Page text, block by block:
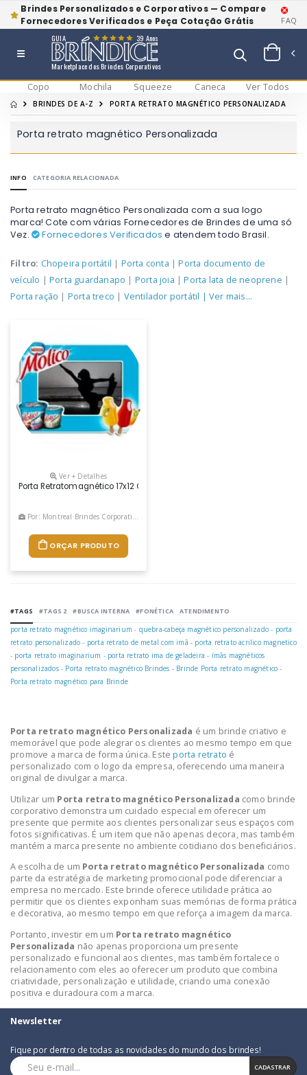
Brindes Personalizados e Corporativos — Compare
Fornecedores Verificados e Peça Cotação Grátis
FAQ
Marketplace dos Brindes Corporativos
GUIA 39 Anos
Copo Mochila Squeeze Caneca Ver Todos
BRINDES DE A-Z PORTA RETRATO MAGNÉTICO PERSONALIZADA
Porta retrato magnético Personalizada
INFO CATEGORIA RELACIONADA
Porta retrato magnético Personalizada com a sua logo
marca! Cote com várias Fornecedores de Brindes de uma só
Vez.
Fornecedores Verificados e atendem todo Brasil.
Filtro: Chopeira portátil | Porta conta |Porta documento de
veículo |Porta guardanapo | Porta joia |Porta lata de neoprene |
Porta ração | Porta treco | Ventilador portátil | Ver mais...
Ver + Detalhes
Porta Retratomagnético 17x12 Cm Em Papel Cartão Duplex 280
Por: Montreal Brindes Corporativos
ORÇAR PRODUTO
#TAGS #TAGS 2 #BUSCA INTERNA #FONÉTICA ATENDIMENTO
porta retrato magnético imaginarium - quebra-cabeça magnético personalizado - porta
retrato personalizado - porta retrato de metal com imã - porta retrato acrilico magnetico
- porta retrato imaginarium - porta retrato ima de geladeira - ímãs magnéticos
personalizados- Porta retrato magnético Brindes - Brinde Porta retrato magnético -
Porta retrato magnético para Brinde
Porta retrato magnético Personalizada é um brinde criativo e
memorável que pode alegrar os clientes ao mesmo tempo em que
promove a marca de forma única. Esteporta retrato é
personalizado com o logo da empresa, oferecendo uma maneira
original de divulgar a marca.
Utilizar um Porta retrato magnético Personalizada como brinde
corporativo demonstra um cuidado especial em oferecer um
presente que permite aos clientes personalizar seus espaços com
fotos significativas. É um item que não apenas decora, mas também
mantém a marca presente no ambiente cotidiano dos beneficiários.
A escolha de um Porta retrato magnético Personalizada como
parte da estratégia de marketing promocional pode diferenciar a
empresa no mercado. Este brinde oferece utilidade prática ao
permitir que os clientes exponham suas memórias de forma prática
e decorativa, ao mesmo tempo em que reforça a imagem da marca.
Portanto, investir em um Porta retrato magnético
Personalizada não apenas proporciona um presente
personalizado e funcional aos clientes, mas também fortalece o
relacionamento com eles ao oferecer um produto que combina
criatividade, personalização e utilidade, criando uma conexão
positiva e duradoura com a marca.
Newsletter
Fique por dentro de todas as novidades do mundo dos brindes!
CADASTRAR